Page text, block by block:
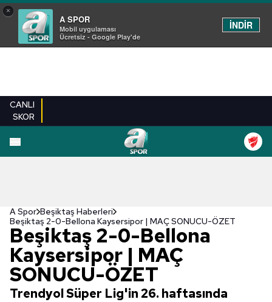
×
A SPOR
Mobil uygulaması
Ücretsiz - Google Play'de
İNDİR
CANLI
SKOR
A Spor Beşiktaş Haberleri
Beşiktaş 2-0-Bellona Kaysersipor | MAÇ SONUCU-ÖZET
Beşiktaş 2-0-Bellona
Kaysersipor | MAÇ
SONUCU-ÖZET
Trendyol Süper Lig'in 26. haftasında